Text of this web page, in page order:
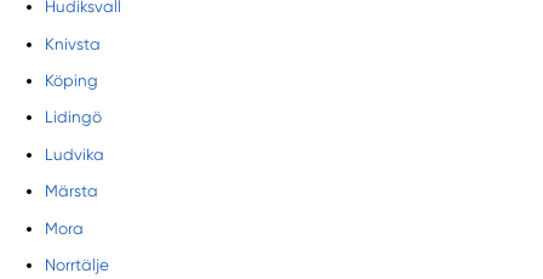
Hudiksvall
Knivsta
Köping
Lidingö
Ludvika
Märsta
Mora
Norrtälje